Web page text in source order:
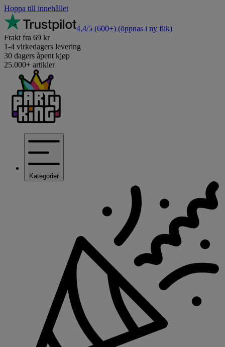
Hoppa till innehållet
4,4/5 (600+) (öppnas i ny flik)
Frakt fra 69 kr
1-4 virkedagers levering
30 dagers åpent kjøp
25.000+ artikler
Kategorier